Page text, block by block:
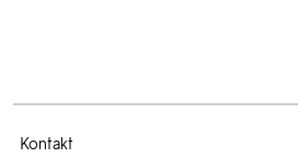
Kontakt